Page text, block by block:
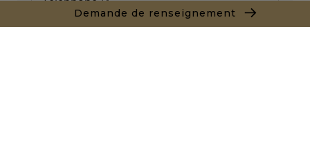
Demande de renseignement